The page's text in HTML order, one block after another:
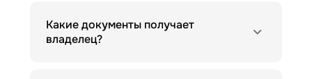
Какие документы получает
владелец?